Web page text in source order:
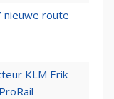
nieuwe route
KLM Erik